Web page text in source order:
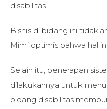
disabilitas.
Bisnis di bidang ini
Mimi optimis bahwa hal
Selain itu, penerapan
dilakukannya untuk
bidang disabilitas